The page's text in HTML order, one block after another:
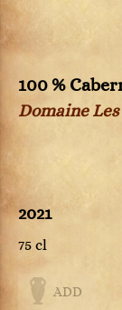
100 %
Domaine
2021
75 cl
ADD